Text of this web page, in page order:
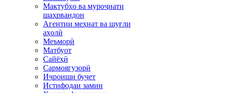
Мактубҳо ва муроҷиати
шаҳрвандон
Агентии меҳнат ва шуғли
аҳолӣ
Меъморӣ
Матбуот
Сайёҳӣ
Сармоягузорӣ
Иҷроиши буҷет
Истифодаи замин